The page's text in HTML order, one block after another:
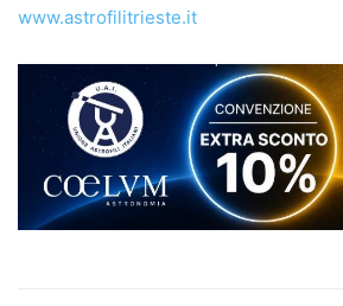
www.astrofilitrieste.it